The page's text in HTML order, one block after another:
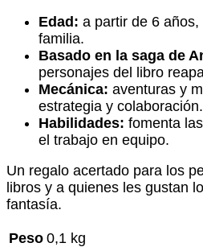
Edad: a partir de 6
familia.
Basado en la saga de
personajes del libro
Mecánica: aventuras y
estrategia y colaboración.
Habilidades: fomenta
el trabajo en equipo.
Un regalo acertado para los
libros y a quienes les gustan
fantasía.
Peso 0,1 kg